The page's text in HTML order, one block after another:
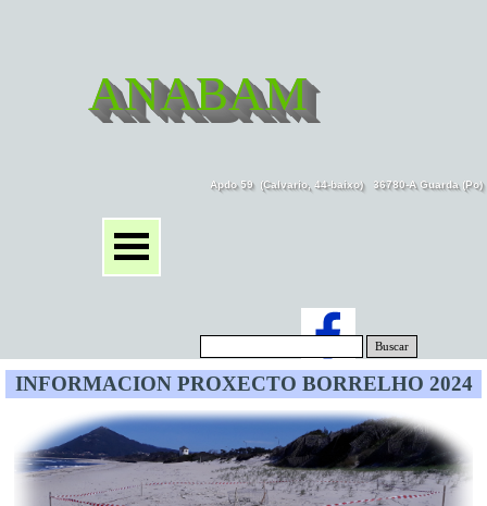
ANABAM
Apdo 59  (Calvario, 44-baixo)   36780-A Guarda
Buscar
INFORMACION PROXECTO BORRELHO 2024